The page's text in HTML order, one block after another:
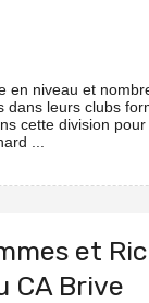
en niveau et
leurs clubs
cette division
...
et
CA Brive